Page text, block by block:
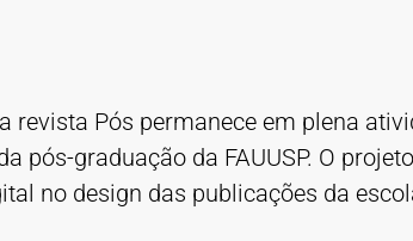
revista Pós permanece em plena
pós-graduação da FAUUSP. O
no design das publicações da